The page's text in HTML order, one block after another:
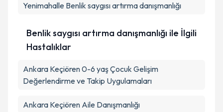
Yenimahalle Benlik saygısı artırma danışmanlığı
Benlik saygısı artırma danışmanlığı ile İlgili
Hastalıklar
Ankara Keçiören 0-6 yaş Çocuk Gelişim
Değerlendirme ve Takip Uygulamaları
Ankara Keçiören Aile Danışmanlığı